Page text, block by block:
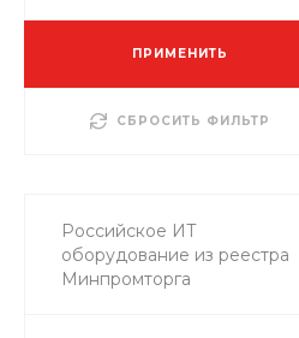
ПРИМЕНИТЬ
СБРОСИТЬ ФИЛЬТР
Российское ИТ
оборудование из реестра
Минпромторга